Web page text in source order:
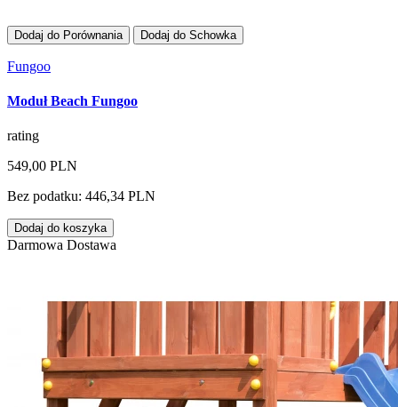
Dodaj do Porównania Dodaj do Schowka
Fungoo
Moduł Beach Fungoo
rating
549,00 PLN
Bez podatku: 446,34 PLN
Dodaj do koszyka
Darmowa Dostawa